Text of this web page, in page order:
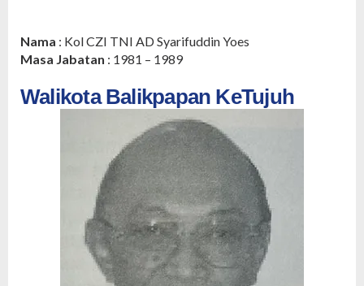
Nama : Kol CZI TNI AD Syarifuddin Yoes
Masa Jabatan : 1981 – 1989
Walikota Balikpapan KeTujuh